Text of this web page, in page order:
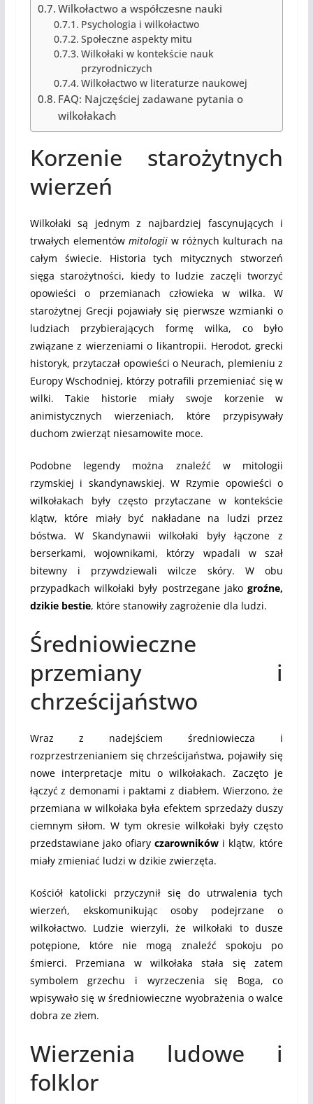
Wilkołactwo a współczesne nauki
Psychologia i wilkołactwo
Społeczne aspekty mitu
Wilkołaki w kontekście nauk
przyrodniczych
Wilkołactwo w literaturze naukowej
FAQ: Najczęściej zadawane pytania o
wilkołakach
Korzenie starożytnych
wierzeń
Wilkołaki są jednym z najbardziej fascynujących i
trwałych elementów mitologiiw różnych kulturach na
całym świecie. Historia tych mitycznych stworzeń
sięga starożytności, kiedy to ludzie zaczęli tworzyć
opowieści o przemianach człowieka w wilka. W
starożytnej Grecji pojawiały się pierwsze wzmianki o
ludziach przybierających formę wilka, co było
związane z wierzeniami o likantropii. Herodot, grecki
historyk, przytaczał opowieści o Neurach, plemieniu z
Europy Wschodniej, którzy potrafili przemieniać się w
wilki. Takie historie miały swoje korzenie w
animistycznych wierzeniach, które przypisywały
duchom zwierząt niesamowite moce.
Podobne legendy można znaleźć w mitologii
rzymskiej i skandynawskiej. W Rzymie opowieści o
wilkołakach były często przytaczane w kontekście
klątw, które miały być nakładane na ludzi przez
bóstwa. W Skandynawii wilkołaki były łączone z
berserkami, wojownikami, którzy wpadali w szał
bitewny i przywdziewali wilcze skóry. W obu
przypadkach wilkołaki były postrzegane jakogroźne,
dzikie bestie, które stanowiły zagrożenie dla ludzi.
Średniowieczne
przemiany i
chrześcijaństwo
Wraz z nadejściem średniowiecza i
rozprzestrzenianiem się chrześcijaństwa, pojawiły się
nowe interpretacje mitu o wilkołakach. Zaczęto je
łączyć z demonami i paktami z diabłem. Wierzono, że
przemiana w wilkołaka była efektem sprzedaży duszy
ciemnym siłom. W tym okresie wilkołaki były często
przedstawiane jako ofiary czarowników i klątw, które
miały zmieniać ludzi w dzikie zwierzęta.
Kościół katolicki przyczynił się do utrwalenia tych
wierzeń, ekskomunikując osoby podejrzane o
wilkołactwo. Ludzie wierzyli, że wilkołaki to dusze
potępione, które nie mogą znaleźć spokoju po
śmierci. Przemiana w wilkołaka stała się zatem
symbolem grzechu i wyrzeczenia się Boga, co
wpisywało się w średniowieczne wyobrażenia o walce
dobra ze złem.
Wierzenia ludowe i
folklor